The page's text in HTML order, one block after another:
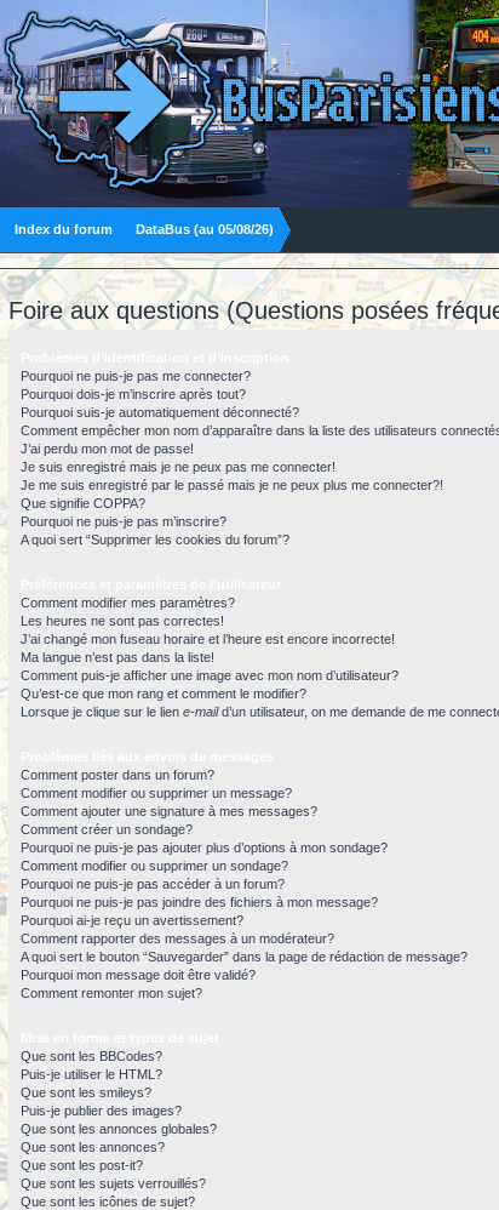
Index du forum DataBus (au 05/08/26)
Foire aux questions (Questions posées
Pourquoi ne puis-je pas me connecter?
Pourquoi dois-je m’inscrire après tout?
Pourquoi suis-je automatiquement déconnecté?
Comment empêcher mon nom d’apparaître dans la liste des utilisateurs
J’ai perdu mon mot de passe!
Je suis enregistré mais je ne peux pas me connecter!
Je me suis enregistré par le passé mais je ne peux plus me connecter?!
Que signifie COPPA?
Pourquoi ne puis-je pas m’inscrire?
A quoi sert “Supprimer les cookies du forum”?
Comment modifier mes paramètres?
Les heures ne sont pas correctes!
J’ai changé mon fuseau horaire et l’heure est encore incorrecte!
Ma langue n’est pas dans la liste!
Comment puis-je afficher une image avec mon nom d’utilisateur?
Qu’est-ce que mon rang et comment le modifier?
Lorsque je clique sur le lien e-maild’un utilisateur, on me demande de me
Comment poster dans un forum?
Comment modifier ou supprimer un message?
Comment ajouter une signature à mes messages?
Comment créer un sondage?
Pourquoi ne puis-je pas ajouter plus d’options à mon sondage?
Comment modifier ou supprimer un sondage?
Pourquoi ne puis-je pas accéder à un forum?
Pourquoi ne puis-je pas joindre des fichiers à mon message?
Pourquoi ai-je reçu un avertissement?
Comment rapporter des messages à un modérateur?
A quoi sert le bouton “Sauvegarder” dans la page de rédaction de message?
Pourquoi mon message doit être validé?
Comment remonter mon sujet?
Que sont les BBCodes?
Puis-je utiliser le HTML?
Que sont les smileys?
Puis-je publier des images?
Que sont les annonces globales?
Que sont les annonces?
Que sont les post-it?
Que sont les sujets verrouillés?
Que sont les icônes de sujet?